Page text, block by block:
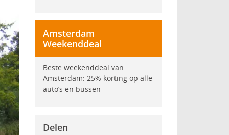
Amsterdam
Weekenddeal
Beste weekenddeal van
Amsterdam: 25% korting op alle
auto’s en bussen
Delen